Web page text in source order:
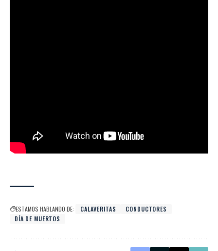
ESTAMOS HABLANDO DE: CALAVERITAS
CONDUCTORES
DÍA DE MUERTOS